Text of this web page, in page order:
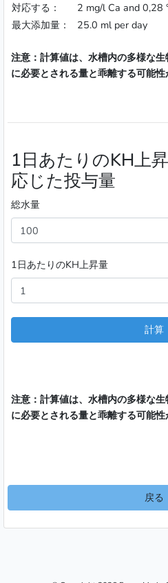
対応する：
2 mg/l Ca and 0,28
最大添加量：
25.0 ml per day
注意：計算値は、水槽内の多様な
に必要とされる量と乖離する可能性
1日あたりのKH上
応じた投与量
総水量
1日あたりのKH上昇量
計算
注意：計算値は、水槽内の多様な
に必要とされる量と乖離する可能性
戻る